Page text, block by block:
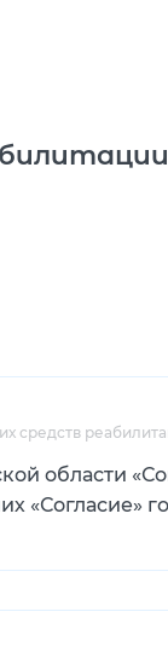
средств
области
«Согласие»